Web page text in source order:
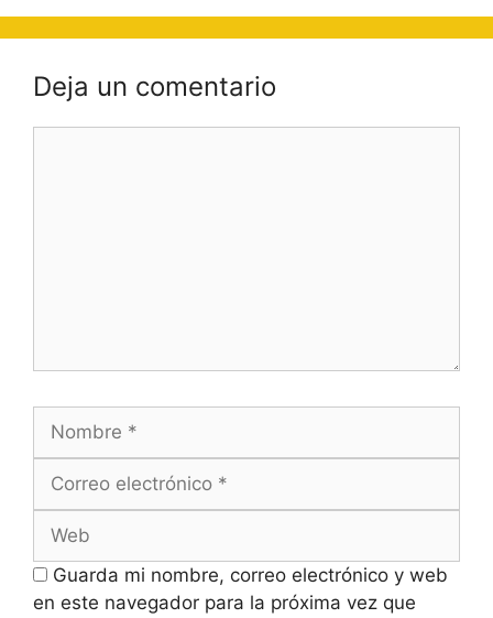
Deja un comentario
Nombre
Correo
Web
Guarda mi nombre, correo electrónico y web
en este navegador para la próxima vez que